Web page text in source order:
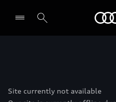
Site currently not available